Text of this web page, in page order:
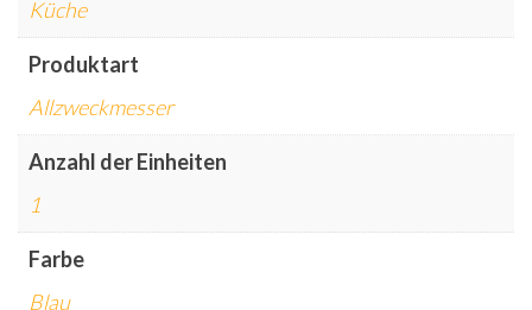
Küche
Produktart
Allzweckmesser
Anzahl der Einheiten
1
Farbe
Blau